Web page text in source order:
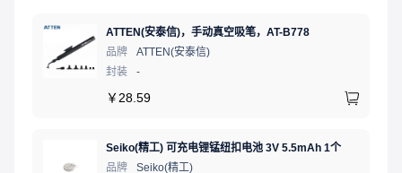
ATTEN(安泰信)，手动真空吸笔，AT-B778
品牌
ATTEN(安泰信)
封装
-
￥ 28.59
Seiko(精工) 可充电锂锰纽扣电池 3V 5.5mAh 1个
品牌
Seiko(精工)